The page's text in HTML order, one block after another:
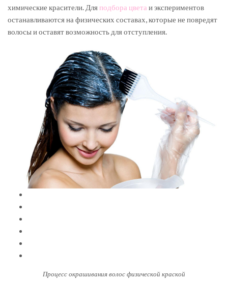
химические красители. Дляподбора цвета и экспериментов
останавливаются на физических составах, которые не повредят
волосы и оставят возможность для отступления.
Процесс окрашивания волос физической краской